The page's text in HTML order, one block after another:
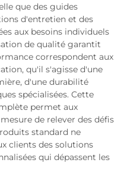
que des guides
d'entretien et des
aux besoins individuels
de qualité garantit
correspondent aux
qu'il s'agisse d'une
d'une durabilité
spécialisées. Cette
permet aux
de relever des défis
standard ne
clients des solutions
qui dépassent les